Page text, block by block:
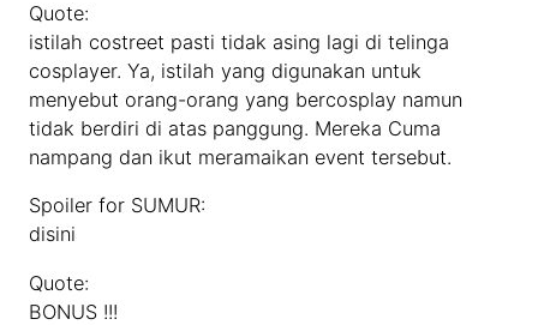
Quote:
istilah costreet pasti tidak asing lagi di telinga
cosplayer. Ya, istilah yang digunakan untuk
menyebut orang-orang yang bercosplay namun
tidak berdiri di atas panggung. Mereka Cuma
nampang dan ikut meramaikan event tersebut.
Spoiler for SUMUR:
disini
Quote:
BONUS !!!